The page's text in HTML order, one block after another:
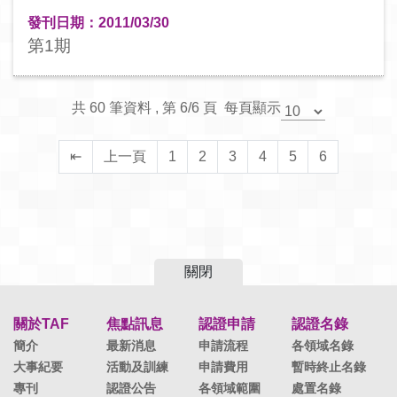
發刊日期：2011/03/30
第1期
共 60 筆資料 , 第 6/6 頁 每頁顯示
⇤ 上一頁 1 2 3 4 5 6
關閉
關於TAF
簡介
大事紀要
專刊
焦點訊息
最新消息
活動及訓練
認證公告
認證申請
申請流程
申請費用
各領域範圍
認證名錄
各領域名錄
暫時終止名錄
處置名錄